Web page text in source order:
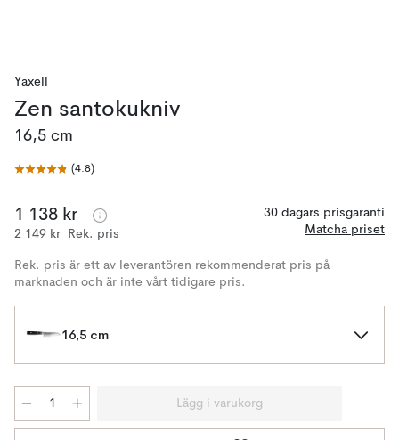
Yaxell
Zen santokukniv
16,5 cm
(4.8)
1 138 kr
2 149 kr Rek. pris
30 dagars prisgaranti
Matcha priset
Rek. pris är ett av leverantören rekommenderat pris på
marknaden och är inte vårt tidigare pris.
16,5 cm
Lägg i varukorg